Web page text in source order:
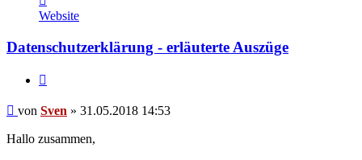
von
Sven
Website
Datenschutzerklärung - erläuterte Auszüge
Beitrag
von Sven » 31.05.2018 14:53
Hallo zusammen,